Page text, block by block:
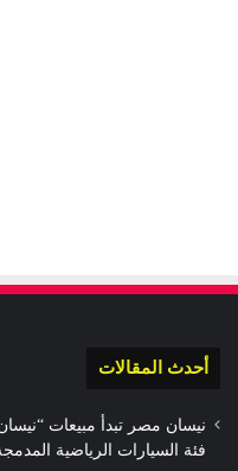
أحدث المقالات
نيسان مصر تبدأ مبيعات
فئة السيارات الرياضية